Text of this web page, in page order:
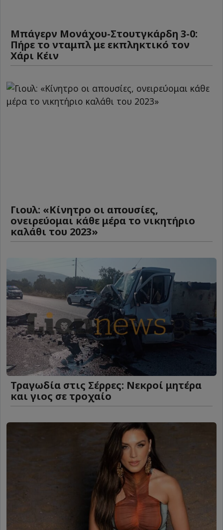
Μπάγερν Μονάχου-Στουτγκάρδη 3-0:
Πήρε το νταμπλ με εκπληκτικό τον
Χάρι Κέιν
Γιουλ: «Κίνητρο οι απουσίες,
ονειρεύομαι κάθε μέρα το νικητήριο
καλάθι του 2023»
Τραγωδία στις Σέρρες: Νεκροί μητέρα
και γιος σε τροχαίο